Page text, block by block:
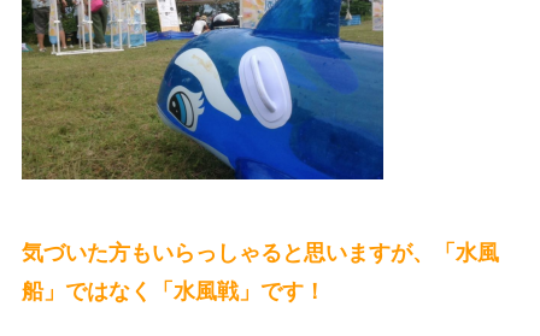
気づいた方もいらっしゃると思いますが、「水風
船」ではなく「水風戦」です！